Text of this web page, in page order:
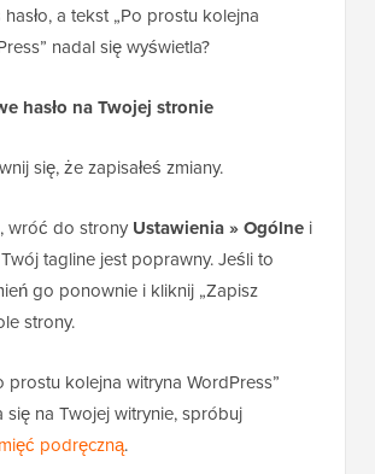
hasło, a tekst „Po prostu kolejna
nadal się wyświetla?
hasło na Twojej stronie
się, że zapisałeś zmiany.
wróć do strony Ustawienia » Ogólne i
tagline jest poprawny. Jeśli to
go ponownie i kliknij „Zapisz
strony.
prostu kolejna witryna WordPress”
się na Twojej witrynie, spróbuj
podręczną.